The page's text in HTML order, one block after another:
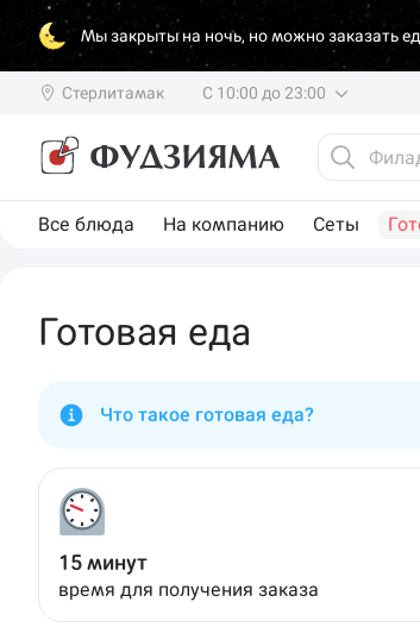
Мы закрыты на ночь, но можно заказать
Стерлитамак С 10:00 до 23:00
Все блюда На компанию Сеты
Готовая еда
Что такое готовая еда?
15 минут
время для получения заказа